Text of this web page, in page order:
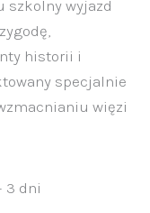
szkolny wyjazd
historii i
specjalnie
więzi
3 dni